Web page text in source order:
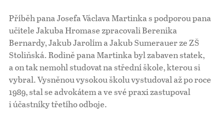
Příběh pana Josefa Václava Martinka s podporou pana
učitele Jakuba Hromase zpracovali Berenika
Bernardy, Jakub Jarolím a Jakub Sumerauer ze ZŠ
Stoliňská. Rodině pana Martinka byl zabaven statek,
a on tak nemohl studovat na střední škole, kterou si
vybral. Vysněnou vysokou školu vystudoval až po roce
1989, stal se advokátem a ve své praxi zastupoval
i účastníky třetího odboje.